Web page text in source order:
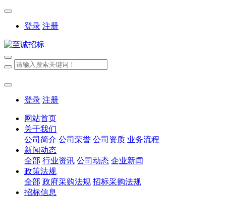
登录 注册
登录 注册
网站首页
关于我们
公司简介 公司荣誉 公司资质 业务流程
新闻动态
全部 行业资讯 公司动态 企业新闻
政策法规
全部 政府采购法规 招标采购法规
招标信息